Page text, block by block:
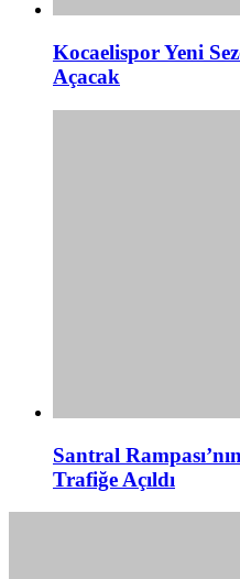
Kocaelispor Yeni
Açacak
Santral
Trafiğe Açıldı